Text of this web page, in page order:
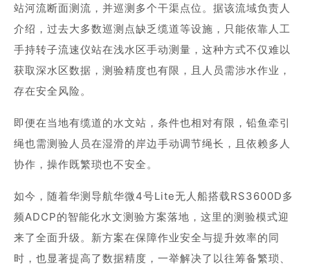
站河流断面测流，并巡测多个干渠点位。据该流域负责人
介绍，过去大多数巡测点缺乏缆道等设施，只能依靠人工
手持转子流速仪站在浅水区手动测量，这种方式不仅难以
获取深水区数据，测验精度也有限，且人员需涉水作业，
存在安全风险。
即便在当地有缆道的水文站，条件也相对有限，铅鱼牵引
绳也需测验人员在湿滑的岸边手动调节绳长，且依赖多人
协作，操作既繁琐也不安全。
如今，随着华测导航华微4号Lite无人船搭载RS3600D多
频ADCP的智能化水文测验方案落地，这里的测验模式迎
来了全面升级。新方案在保障作业安全与提升效率的同
时，也显著提高了数据精度，一举解决了以往筹备繁琐、